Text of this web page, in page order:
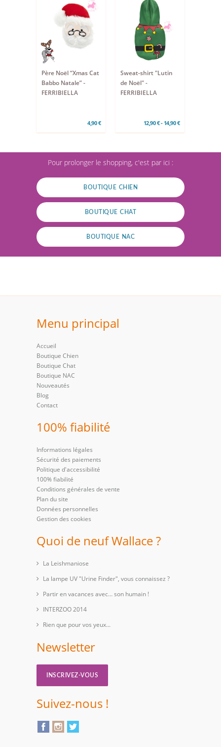
Père Noël “Xmas Cat
Babbo Natale” -
FERRIBIELLA
4,90 €
Sweat-shirt "Lutin
de Noël" -
FERRIBIELLA
12,90 € - 14,90 €
Pour prolonger le shopping, c'est par ici :
BOUTIQUE CHIEN
BOUTIQUE CHAT
BOUTIQUE NAC
Menu principal
Accueil
Boutique Chien
Boutique Chat
Boutique NAC
Nouveautés
Blog
Contact
100% fiabilité
Informations légales
Sécurité des paiements
Politique d'accessibilité
100% fiabilité
Conditions générales de vente
Plan du site
Données personnelles
Gestion des cookies
Quoi de neuf Wallace ?
La Leishmaniose
La lampe UV "Urine Finder", vous connaissez ?
Partir en vacances avec… son humain !
INTERZOO 2014
Rien que pour vos yeux...
Newsletter
INSCRIVEZ-VOUS
Suivez-nous !